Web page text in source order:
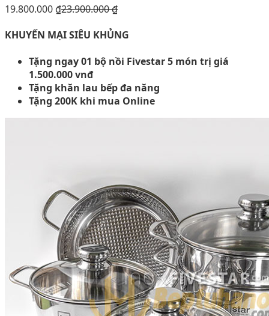
19.800.000 ₫23.900.000₫
KHUYẾN MẠI SIÊU KHỦNG
Tặng ngay 01 bộ nồi Fivestar 5 món trị giá
1.500.000 vnđ
Tặng khăn lau bếp đa năng
Tặng 200K khi mua Online